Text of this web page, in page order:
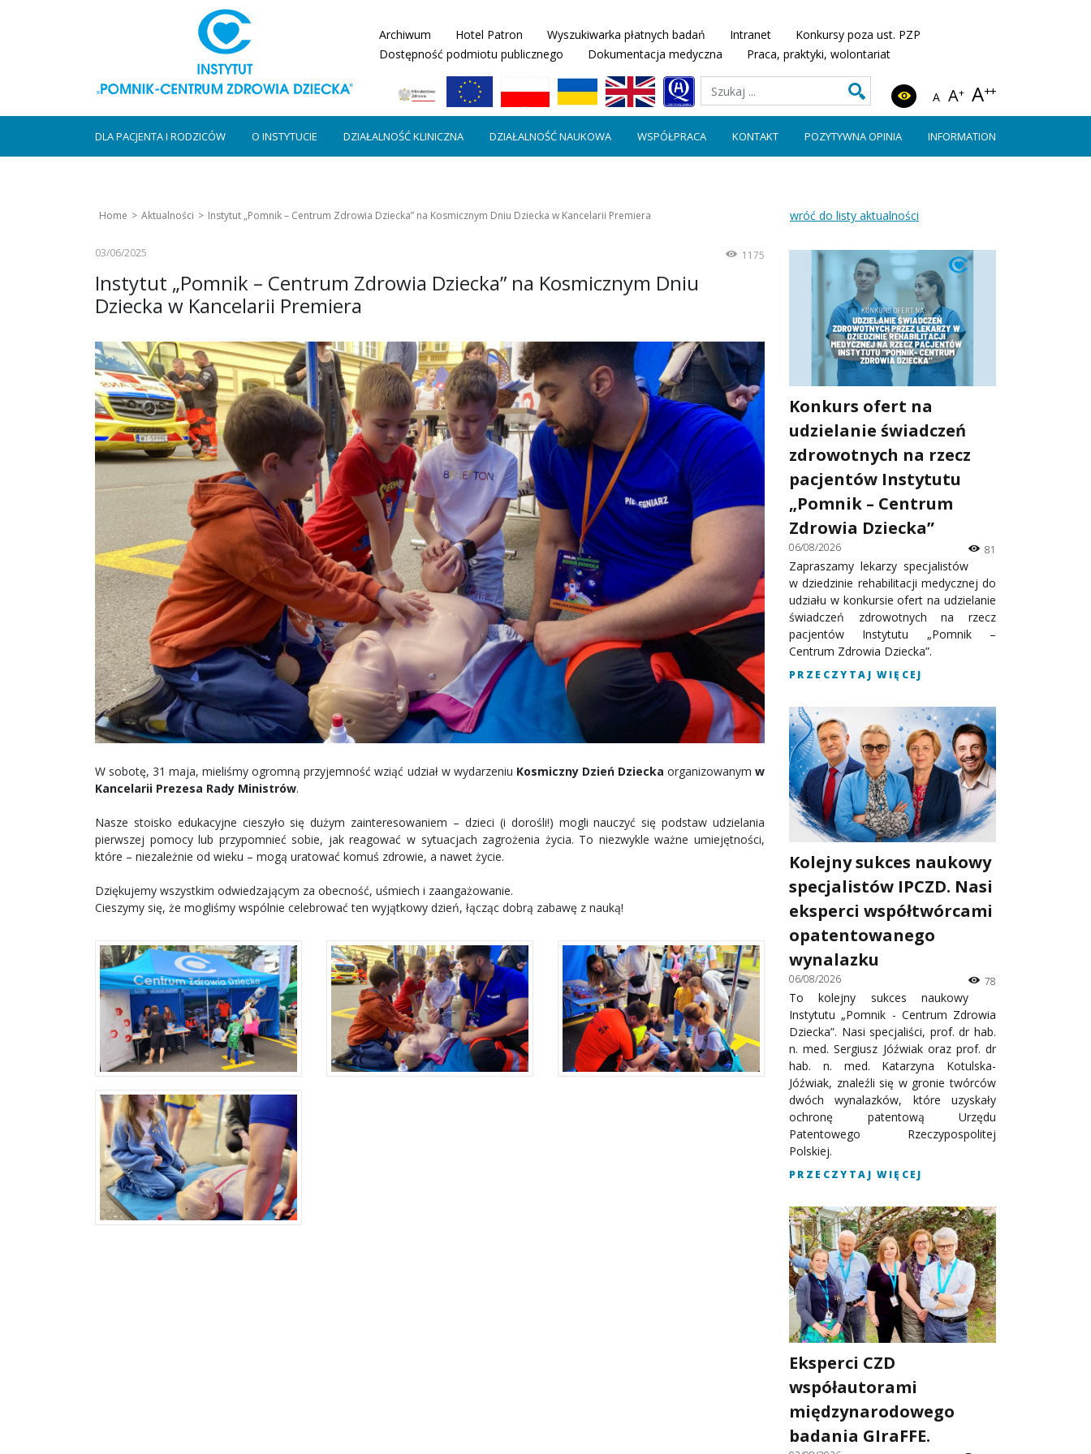
Archiwum Hotel Patron Wyszukiwarka płatnych badań Intranet
Konkursy poza ust. PZP
Dostępność podmiotu publicznego
Dokumentacja medyczna Praca, praktyki, wolontariat
A A+ A++
DLA PACJENTA I RODZICÓW O INSTYTUCIE DZIAŁALNOŚĆ KLINICZNA DZIAŁALNOŚĆ NAUKOWA WSPÓŁPRACA KONTAKT POZYTYWNA OPINIA INFORMATION
Home Aktualności Instytut „Pomnik – Centrum Zdrowia Dziecka” na Kosmicznym Dniu Dziecka w Kancelarii Premiera
03/06/2025 1175
Instytut „Pomnik – Centrum Zdrowia Dziecka” na Kosmicznym Dniu
Dziecka w Kancelarii Premiera
W sobotę, 31 maja, mieliśmy ogromną przyjemność wziąć udział w wydarzeniu Kosmiczny Dzień Dziecka organizowanymw
Kancelarii Prezesa Rady Ministrów.
Nasze stoisko edukacyjne cieszyło się dużym zainteresowaniem – dzieci (i dorośli!) mogli nauczyć się podstaw udzielania
pierwszej pomocy lub przypomnieć sobie, jak reagować w sytuacjach zagrożenia życia. To niezwykle ważne umiejętności,
które – niezależnie od wieku – mogą uratować komuś zdrowie, a nawet życie.
Dziękujemy wszystkim odwiedzającym za obecność, uśmiech i zaangażowanie.
Cieszymy się, że mogliśmy wspólnie celebrować ten wyjątkowy dzień, łącząc dobrą zabawę z nauką!
wróć do listy aktualności
Konkurs ofert na
udzielanie świadczeń
zdrowotnych na rzecz
pacjentów Instytutu
„Pomnik – Centrum
Zdrowia Dziecka”
06/08/2026 81
Zapraszamy lekarzy specjalistów
w dziedzinie rehabilitacji medycznej do
udziału w konkursie ofert na udzielanie
świadczeń zdrowotnych na rzecz
pacjentów Instytutu „Pomnik –
Centrum Zdrowia Dziecka”.
PRZECZYTAJ WIĘCEJ
Kolejny sukces naukowy
specjalistów IPCZD. Nasi
eksperci współtwórcami
opatentowanego
wynalazku
06/08/2026 78
To kolejny sukces naukowy
Instytutu „Pomnik - Centrum Zdrowia
Dziecka”. Nasi specjaliści, prof. dr hab.
n. med. Sergiusz Jóźwiak oraz prof. dr
hab. n. med. Katarzyna Kotulska-
Jóźwiak, znaleźli się w gronie twórców
dwóch wynalazków, które uzyskały
ochronę patentową Urzędu
Patentowego Rzeczypospolitej
Polskiej.
PRZECZYTAJ WIĘCEJ
Eksperci CZD
współautorami
międzynarodowego
badania GIraFFE.